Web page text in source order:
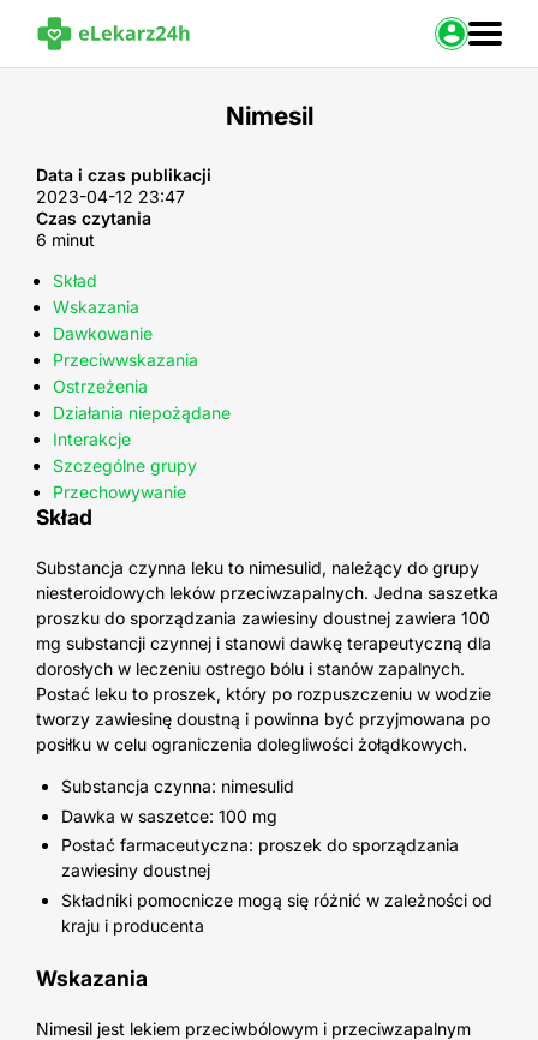
Zaloguj
Nimesil
Data i czas publikacji
2023-04-12 23:47
Czas czytania
6 minut
Skład
Wskazania
Dawkowanie
Przeciwwskazania
Ostrzeżenia
Działania niepożądane
Interakcje
Szczególne grupy
Przechowywanie
Skład
Substancja czynna leku to nimesulid, należący do grupy
niesteroidowych leków przeciwzapalnych. Jedna saszetka
proszku do sporządzania zawiesiny doustnej zawiera 100
mg substancji czynnej i stanowi dawkę terapeutyczną dla
dorosłych w leczeniu ostrego bólu i stanów zapalnych.
Postać leku to proszek, który po rozpuszczeniu w wodzie
tworzy zawiesinę doustną i powinna być przyjmowana po
posiłku w celu ograniczenia dolegliwości żołądkowych.
Substancja czynna: nimesulid
Dawka w saszetce: 100 mg
Postać farmaceutyczna: proszek do sporządzania
zawiesiny doustnej
Składniki pomocnicze mogą się różnić w zależności od
kraju i producenta
Wskazania
Nimesil jest lekiem przeciwbólowym i przeciwzapalnym